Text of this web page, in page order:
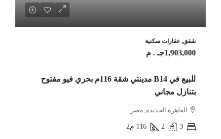
شقق, عقارات سكنية
1,903,000جـ . م
للبيع في B14 مدينتي شقة 116م بحري فيو مفتوح
بتنازل مجاني
القاهرة الجديدة, مصر
3
2
116 م2